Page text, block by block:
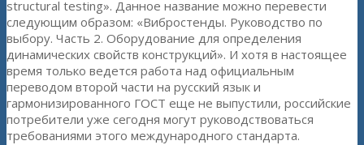
structural testing». Данное название можно перевести
следующим образом: «Вибростенды. Руководство по
выбору. Часть 2. Оборудование для определения
динамических свойств конструкций». И хотя в настоящее
время только ведется работа над официальным
переводом второй части на русский язык и
гармонизированного ГОСТ еще не выпустили, российские
потребители уже сегодня могут руководствоваться
требованиями этого международного стандарта.